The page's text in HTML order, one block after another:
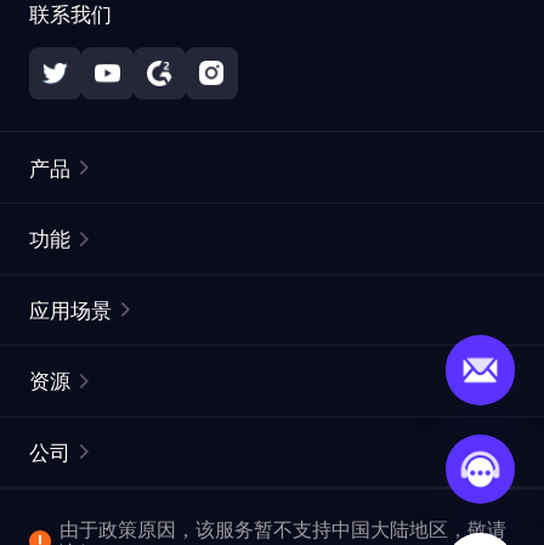
联系我们
产品
静态住宅代理
网页抓取 API
功能
ISP代理
ProxySite
应用场景
市场研究
资源
常见问题解答
公司
由于政策原因，该服务暂不支持中国大陆地区，敬请